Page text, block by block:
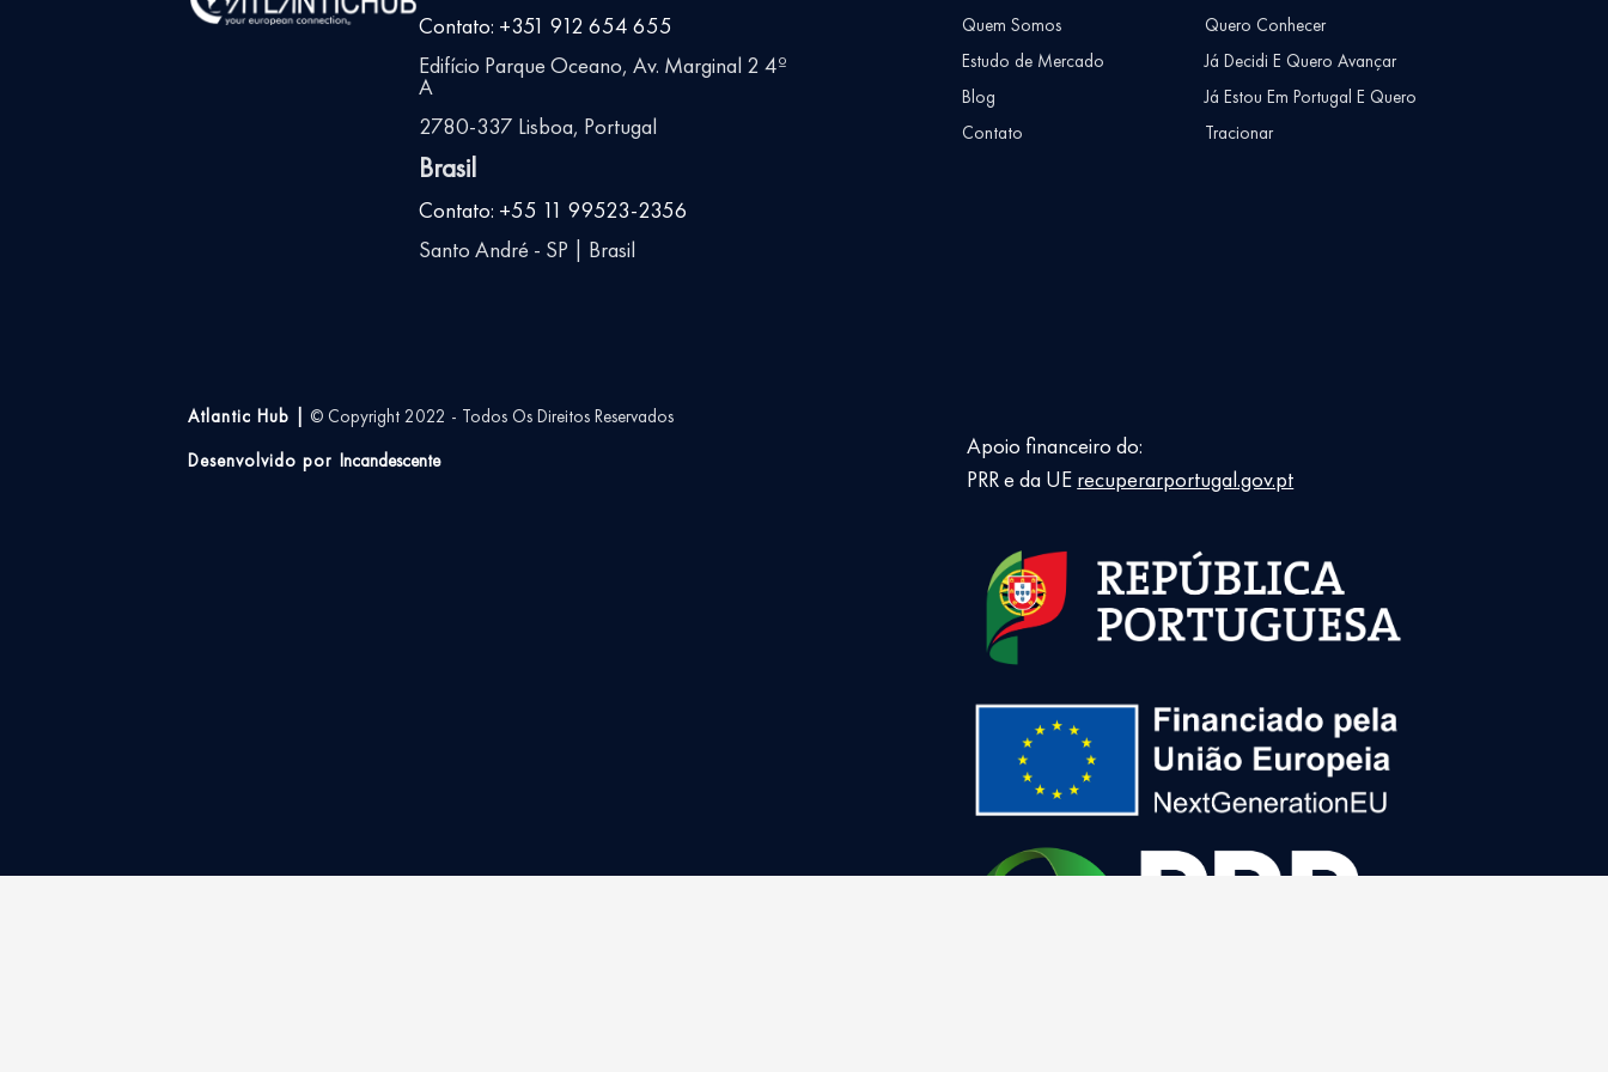
Contato: +351 912 654 655
Edifício Parque Oceano, Av. Marginal 2 4º
A
2780-337 Lisboa, Portugal
Brasil
Contato: +55 11 99523-2356
Santo André - SP | Brasil
Quem Somos
Estudo de Mercado
Blog
Contato
Quero Conhecer
Já Decidi E Quero Avançar
Já Estou Em Portugal E Quero
Tracionar
Atlantic Hub | © Copyright 2022 - Todos Os Direitos Reservados
Desenvolvido por Incandescente
Apoio financeiro do:
PRR e da UE recuperarportugal.gov.pt